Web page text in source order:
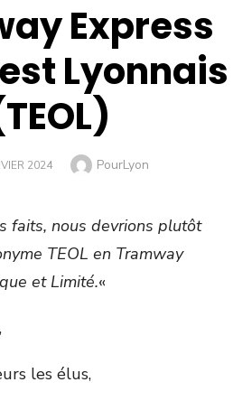
Express
Lyonnais
2024 Author
PourLyon
faits, nous devrions plutôt
TEOL en Tramway
et Limité.«
les élus,